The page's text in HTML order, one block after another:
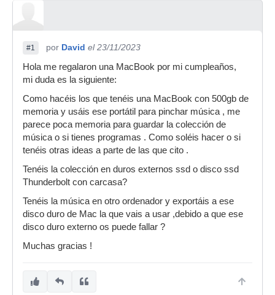
#1 por David el 23/11/2023
Hola me regalaron una MacBook por mi cumpleaños,
mi duda es la siguiente:
Como hacéis los que tenéis una MacBook con 500gb de
memoria y usáis ese portátil para pinchar música , me
parece poca memoria para guardar la colección de
música o si tienes programas . Como soléis hacer o si
tenéis otras ideas a parte de las que cito .
Tenéis la colección en duros externos ssd o disco ssd
Thunderbolt con carcasa?
Tenéis la música en otro ordenador y exportáis a ese
disco duro de Mac la que vais a usar ,debido a que ese
disco duro externo os puede fallar ?
Muchas gracias !